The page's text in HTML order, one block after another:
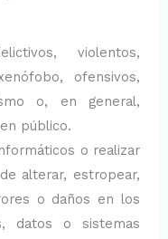
violentos,
ofensivos,
o, en general,
público.
o realizar
alterar, estropear,
o daños en los
datos o sistemas